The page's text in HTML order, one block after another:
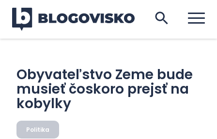
Obyvateľstvo Zeme bude
musieť čoskoro prejsť na
kobylky
Politika